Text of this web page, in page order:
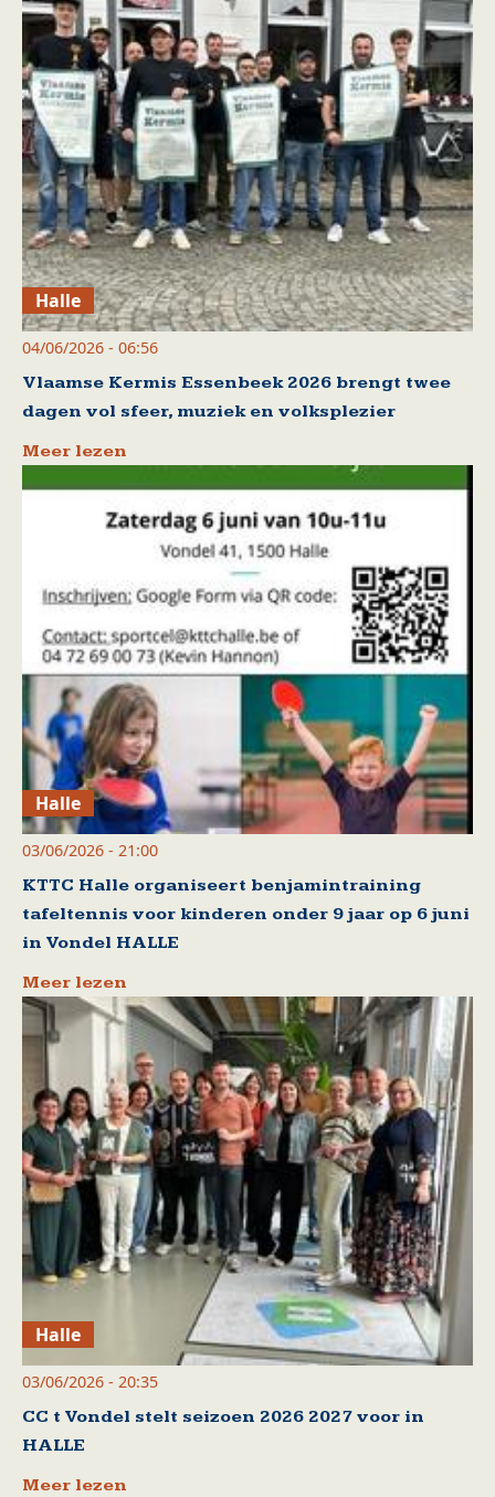
Halle
04/06/2026 - 06:56
Vlaamse Kermis Essenbeek 2026 brengt twee
dagen vol sfeer, muziek en volksplezier
Meer lezen
Halle
03/06/2026 - 21:00
KTTC Halle organiseert benjamintraining
tafeltennis voor kinderen onder 9 jaar op 6 juni
in Vondel HALLE
Meer lezen
Halle
03/06/2026 - 20:35
CC t Vondel stelt seizoen 2026 2027 voor in
HALLE
Meer lezen